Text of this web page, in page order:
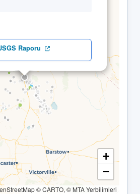
Raporu
+
−
© CARTO, © MTA Yerbilimleri